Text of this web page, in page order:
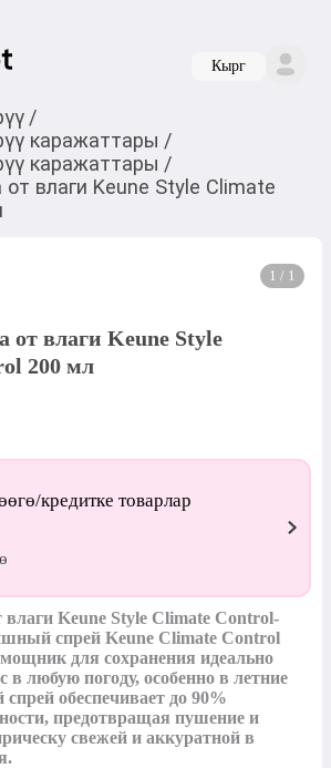
Кырг
/
каражаттары /
каражаттары /
влаги Keune Style Climate
1 / 1
от влаги Keune Style
200 мл
кредитке товарлар
Keune Style Climate Control-
спрей Keune Climate Control
для сохранения идеально
в любую погоду, особенно в летние
обеспечивает до 90%
предотвращая пушение и
свежей и аккуратной в